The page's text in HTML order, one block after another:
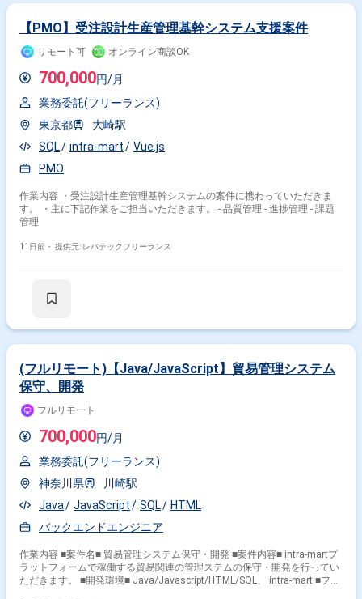
【PMO】受注設計生産管理基幹システム支援案件
リモート可 オンライン商談OK
700,000円/月
業務委託(フリーランス)
東京都
大崎駅
SQL
intra-mart
Vue.js
PMO
作業内容 ・受注設計生産管理基幹システムの案件に携わっていただきま
す。 ・主に下記作業をご担当いただきます。 - 品質管理 - 進捗管理 - 課題
管理
11日前・ 提供元: レバテックフリーランス
(フルリモート)【Java/JavaScript】貿易管理システム
保守、開発
フルリモート
700,000円/月
業務委託(フリーランス)
神奈川県
川崎駅
Java
JavaScript SQL
HTML
バックエンドエンジニア
作業内容 ■案件名■ 貿易管理システム保守・開発 ■案件内容■ intra-martプ
ラットフォームで稼働する貿易関連の管理ステムの保守・開発を行ってい
ただきます。 ■開発環境■ Java/Javascript/HTML/SQL、 intra-mart ■フェ